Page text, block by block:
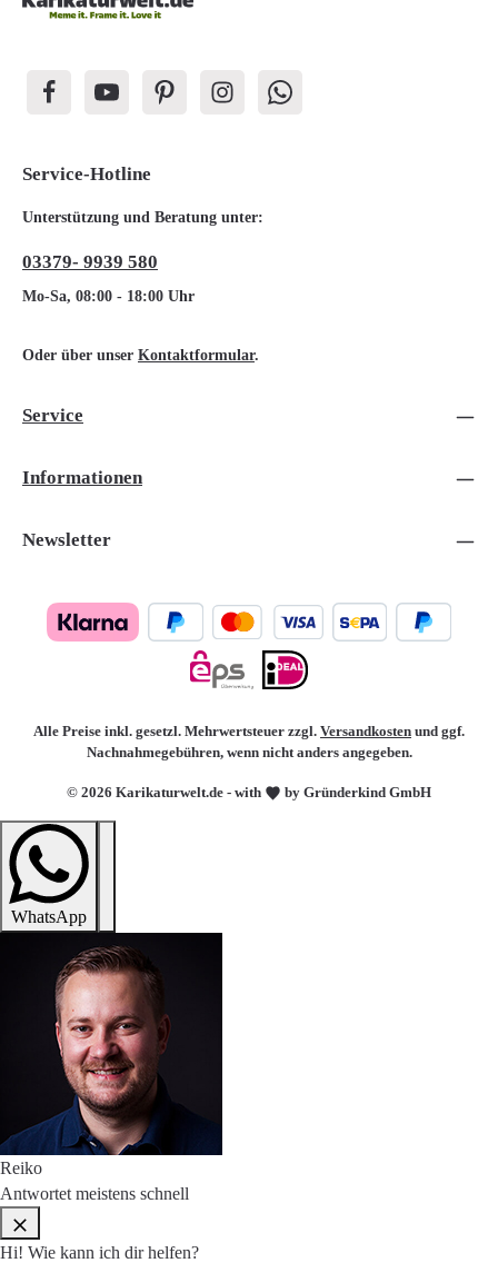
Service-Hotline
Unterstützung und Beratung unter:
03379- 9939 580
Mo-Sa, 08:00 - 18:00 Uhr
Oder über unser Kontaktformular.
Service
Informationen
Newsletter
© 2026 Karikaturwelt.de - with by Gründerkind GmbH
Alle Preise inkl. gesetzl. Mehrwertsteuer zzgl. Versandkosten und ggf.
Nachnahmegebühren, wenn nicht anders angegeben.
WhatsApp
Reiko
Antwortet meistens schnell
Hi! Wie kann ich dir helfen?